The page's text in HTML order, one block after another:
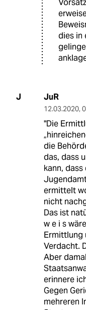
dies in
J JuR
12.03.2020,
"Die
die
das, dass
kann,
ermittelt
nicht
Das ist
w e i s
Ermittlung
Verdacht.
Aber
erinnere
Gegen
mehreren